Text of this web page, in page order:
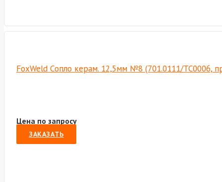
FoxWeld Cопло керам. 12,5мм №8 (701.0111/TC0006,
Цена по запросу
ЗАКАЗАТЬ